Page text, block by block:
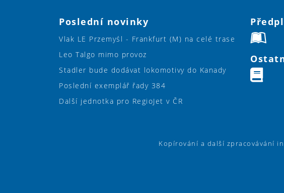
Poslední novinky
Vlak LE Przemyśl - Frankfurt (M) na celé trase
Leo Talgo mimo provoz
Stadler bude dodávat lokomotivy do Kanady
Poslední exemplář řady 384
Další jednotka pro RegioJet v ČR
Kopírování a další zpracovávání